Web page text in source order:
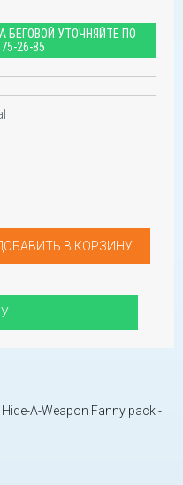
БЕГОВОЙ УТОЧНЯЙТЕ ПО
26-85
В КОРЗИНУ
A-Weapon Fanny pack -